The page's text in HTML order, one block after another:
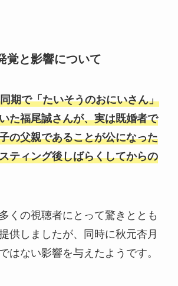
覚と影響について
期で「たいそうのおにいさん」
た福尾誠さんが、実は既婚者で
の父親であることが公になった
ティング後しばらくしてからの
くの視聴者にとって驚きととも
供しましたが、同時に秋元杏月
はない影響を与えたようです。